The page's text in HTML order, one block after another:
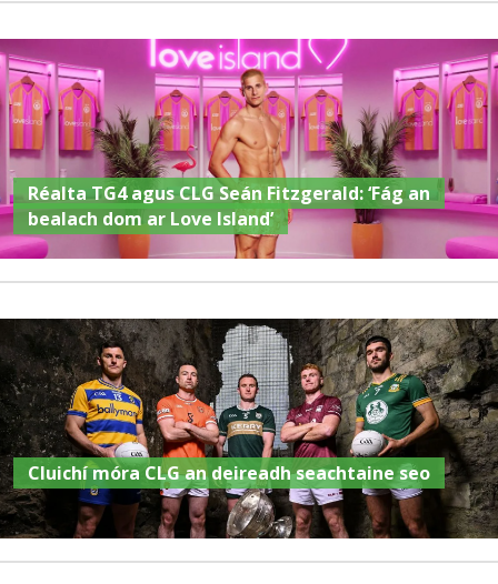
Réalta TG4 agus CLG Seán Fitzgerald: ‘Fág an
bealach dom ar Love Island’
Cluichí móra CLG an deireadh seachtaine seo